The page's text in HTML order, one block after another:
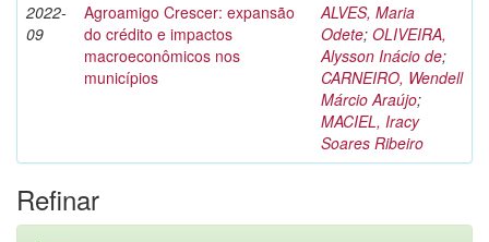
2022-
09
Agroamigo Crescer: expansão
do crédito e impactos
macroeconômicos nos
municípios
ALVES, Maria
Odete; OLIVEIRA,
Alysson Inácio de;
CARNEIRO, Wendell
Márcio Araújo;
MACIEL, Iracy
Soares Ribeiro
Refinar